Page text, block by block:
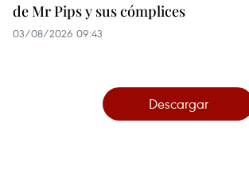
de Mr Pips y sus cómplices
03/08/2026 09:43
Descargar